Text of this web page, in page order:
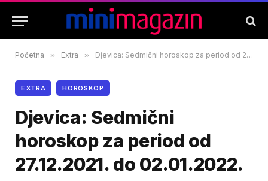
Početna » Extra » Djevica: Sedmični horoskop za period od 27.12.2021. do 02.01.2022.
EXTRA HOROSKOP
Djevica: Sedmični
horoskop za period od
27.12.2021. do 02.01.2022.